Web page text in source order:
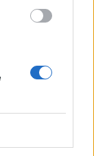
TV:stä –
– tässä